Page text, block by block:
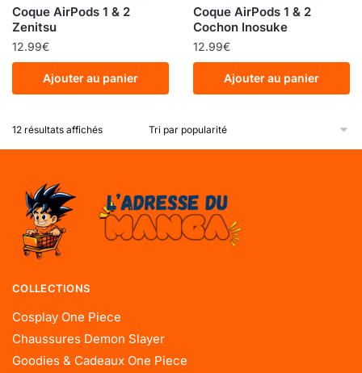
Coque AirPods 1 & 2
Zenitsu
12.99€
Ajouter au panier
Coque AirPods 1 & 2
Cochon Inosuke
12.99€
Ajouter au panier
12 résultats affichés
COLLECTIONS
Cosplay One Piece
Chaussures Demon Slayer
Goodies & Cadeaux One Piece